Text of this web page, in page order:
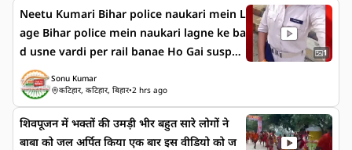
Neetu Kumari Bihar police naukari mein L
age Bihar police mein naukari lagne ke ba
d usne vardi per rail banae Ho Gai suspen
se Neetu Kumari Bihar police mein lagi n
aukari Bharti per rail banai Ho Gai suspen
d Bharatpur video banana Sara
1
Sonu Kumar
कटिहार, कटिहार, बिहार•2 hrs ago
शिवपूजन में भक्तों की उमड़ी भीर बहुत सारे लोगों ने
बाबा को जल अर्पित किया एक बार इस वीडियो को ज